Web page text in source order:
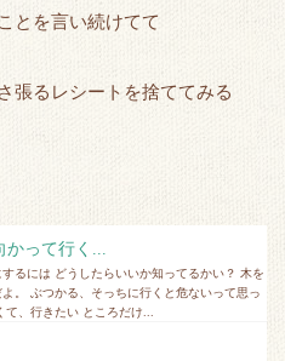
とを言い続けてて
張るレシートを捨ててみる
って行く...
るには どうしたらいいか知ってるかい？ 木を
。 ぶつかる、そっちに行くと危ないって思っ
、行きたい ところだけ...